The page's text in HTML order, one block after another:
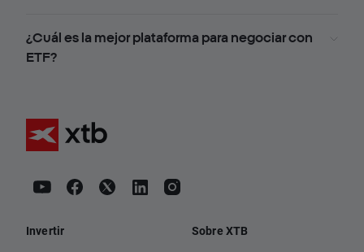
¿Cuál es la mejor plataforma para negociar con
ETF?
Invertir Sobre XTB